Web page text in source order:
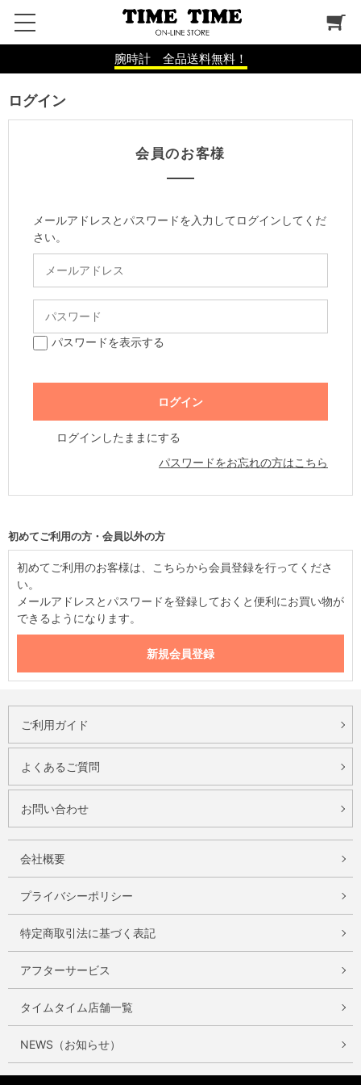
腕時計 全品送料無料！
ログイン
会員のお客様
メールアドレスとパスワードを入力してログインしてくだ
さい。
パスワードを表示する
ログインしたままにする
パスワードをお忘れの方はこちら
初めてご利用の方・会員以外の方
初めてご利用のお客様は、こちらから会員登録を行ってくださ
い。
メールアドレスとパスワードを登録しておくと便利にお買い物が
できるようになります。
ご利用ガイド
よくあるご質問
お問い合わせ
会社概要
プライバシーポリシー
特定商取引法に基づく表記
アフターサービス
タイムタイム店舗一覧
NEWS（お知らせ）